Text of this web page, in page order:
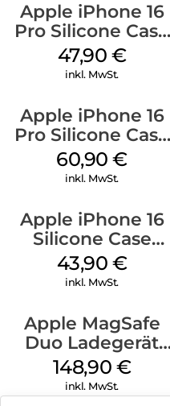
Apple iPhone 16
Pro Silicone Case
MagSafe Denim
47,90 €
inkl. MwSt.
Apple iPhone 16
Pro Silicone Case
MagSafe Stone
Gray
60,90€
inkl. MwSt.
Apple iPhone 16
Silicone Case
MagSafe Plum
43,90 €
inkl. MwSt.
Apple MagSafe
Duo Ladegerät
Weiß
148,90 €
inkl. MwSt.